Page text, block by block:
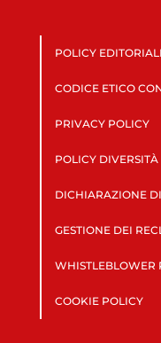
POLICY
CODICE ETICO
PRIVACY POLICY
POLICY DIVERSITÀ
DICHIARAZIONE
GESTIONE DEI
WHISTLEBLOWER
COOKIE POLICY